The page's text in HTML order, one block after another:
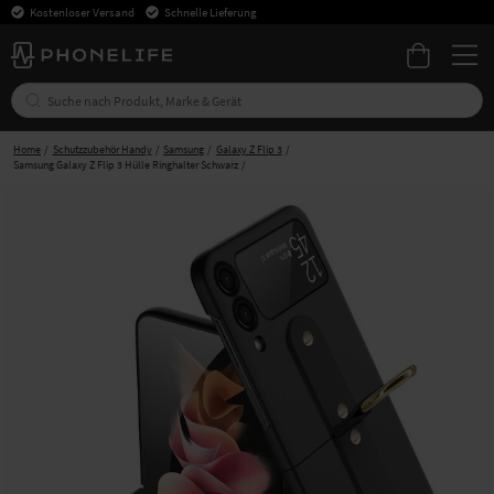
Kostenloser Versand Schnelle Lieferung
Home Schutzzubehör Handy Samsung
Galaxy Z Flip 3
Samsung Galaxy Z Flip 3 Hülle Ringhalter Schwarz